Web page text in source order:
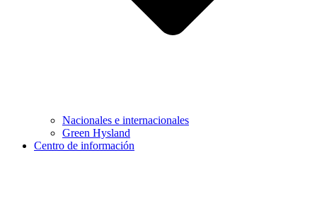
Nacionales e internacionales
Green Hysland
Centro de información